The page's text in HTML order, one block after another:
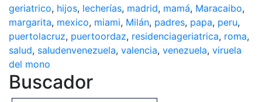
geriatrico, hijos, lecherías, madrid, mamá, Maracaibo,
margarita, mexico, miami, Milán, padres, papa, peru,
puertolacruz, puertoordaz, residenciageriatrica, roma,
salud, saludenvenezuela, valencia, venezuela, viruela
del mono
Buscador